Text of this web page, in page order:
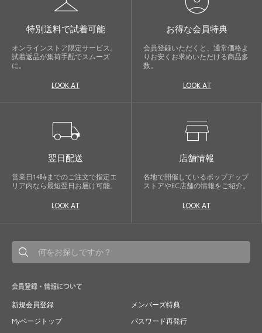
LOWO（ロワ）は、アパレルはもちろん、インナ
ー、バッグやシューズ、小物まで、驚くほどリー
毎日のコーデに、ちょっとした変化を。いつもの
LOWOは、頑張りすぎないおしゃれを応援しま
特別送料で試着可能
オンラインストア限定サービス。
試着返品が集荷手配でスムーズ
に。
LOOK AT
お得な会員特典
会員登録いただくと、通常価格よ
りお安くお求めいただける商品多
数。
LOOK AT
local_shipping
翌日配送
営業日14時までのご注文で指定エ
リア内なら最短翌日お届け可能。
LOOK AT
store
店舗情報
各地で開催しているポップアップ
ストアやEC店舗の情報をご紹介。
LOOK AT
会員登録・情報について
新規会員登録
メンバーズ特典
Myページトップ
パスワード再発行